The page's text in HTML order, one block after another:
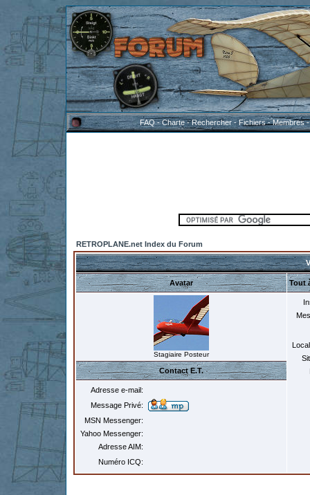
FAQ-Charte-Rechercher-Fichiers-Membres
RETROPLANE.net Index du Forum
Avatar Tout
Stagiaire Posteur
Contact E.T.
Adresse e-mail:
Message Privé:
MSN Messenger:
Yahoo Messenger:
Adresse AIM:
Numéro ICQ: